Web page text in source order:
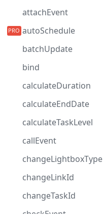
attachEvent
autoSchedule
batchUpdate
bind
calculateDuration
calculateEndDate
calculateTaskLevel
callEvent
changeLightboxType
changeLinkId
changeTaskId
checkEvent